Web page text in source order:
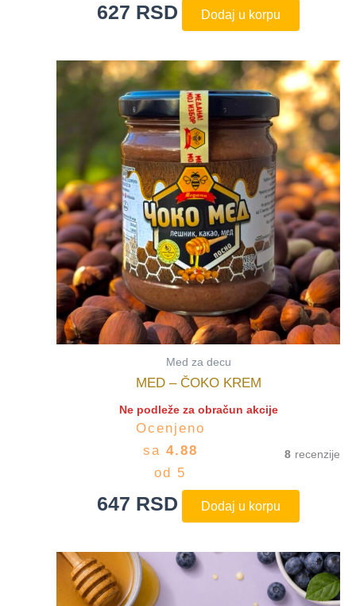
627 RSD Dodaj u korpu
Med za decu
MED – ČOKO KREM
Ne podleže za obračun akcije
Ocenjeno
sa 4.88
od 5
8
647 RSD Dodaj u korpu